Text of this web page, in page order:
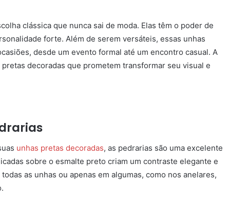
clássica que nunca sai de moda. Elas têm o poder de
forte. Além de serem versáteis, essas unhas
desde um evento formal até um encontro casual. A
decoradas que prometem transformar seu visual e
unhas pretas decoradas, as pedrarias são uma excelente
sobre o esmalte preto criam um contraste elegante e
as unhas ou apenas em algumas, como nos anelares,